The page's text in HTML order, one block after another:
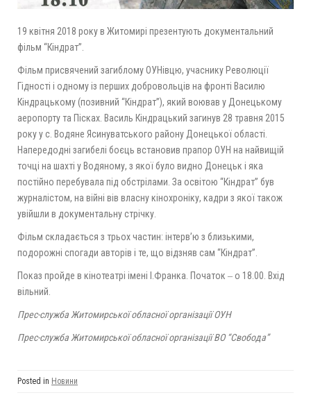
19 квітня 2018 року в Житомирі презентують документальний
фільм “Кіндрат”.
Фільм присвячений загиблому ОУНівцю, учаснику Революції
Гідності і одному із перших добровольців на фронті Василю
Кіндрацькому (позивний “Кіндрат”), який воював у Донецькому
аеропорту та Пісках. Василь Кіндрацький загинув 28 травня 2015
року у с. Водяне Ясинуватського району Донецької області.
Напередодні загибелі боєць встановив прапор ОУН на найвищій
точці на шахті у Водяному, з якої було видно Донецьк і яка
постійно перебувала під обстрілами. За освітою “Кіндрат” був
журналістом, на війні вів власну кінохроніку, кадри з якої також
увійшли в документальну стрічку.
Фільм складається з трьох частин: інтерв’ю з близькими,
подорожні спогади авторів і те, що відзняв сам “Кіндрат”.
Показ пройде в кінотеатрі імені І.Франка. Початок ‒ о 18.00. Вхід
вільний.
Прес-служба Житомирської обласної організації ОУН
Прес-служба Житомирської обласної організації ВО “Свобода”
Posted in Новини